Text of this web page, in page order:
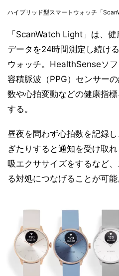
ハイブリッド型スマートウォッチ「
「ScanWatch Light」は、
データを24時間測定し続け
ウォッチ。HealthSenseソ
容積脈波（PPG）センサー
数や心拍変動などの健康指
する。
昼夜を問わず心拍数を記録
ぎたりすると通知を受け取
吸エクササイズをするなど
る対処につなげることが可能